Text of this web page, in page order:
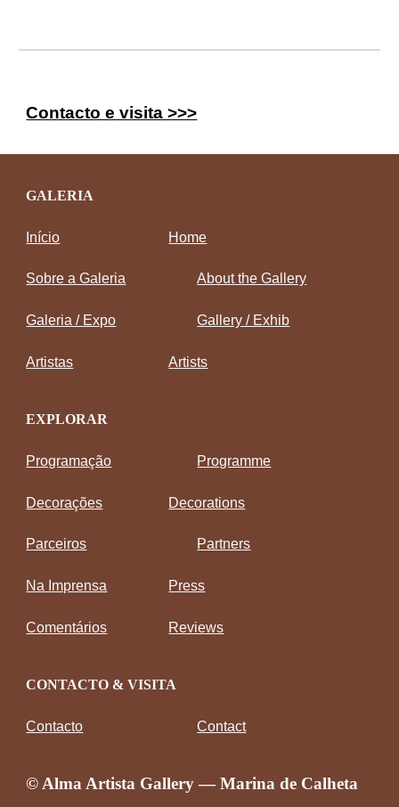
Contacto e visita >>>
GALERIA
Início Home
Sobre a Galeria About the Gallery
Galeria / Expo Gallery / Exhib
Artistas Artists
EXPLORAR
Programação Programme
Decorações Decorations
Parceiros Partners
Na Imprensa Press
Comentários Reviews
CONTACTO & VISITA
Contacto Contact
© Alma Artista Gallery — Marina de Calheta